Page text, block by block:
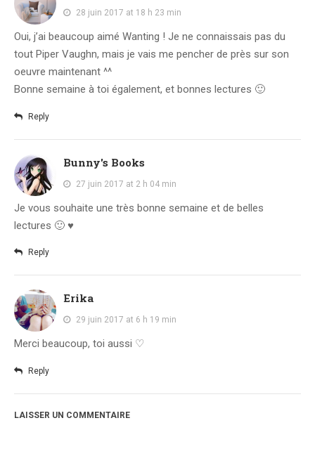
28 juin 2017 at 18 h 23 min
Oui, j’ai beaucoup aimé Wanting ! Je ne connaissais pas du
tout Piper Vaughn, mais je vais me pencher de près sur son
oeuvre maintenant ^^
Bonne semaine à toi également, et bonnes lectures 🙂
Reply
Bunny's Books
27 juin 2017 at 2 h 04 min
Je vous souhaite une très bonne semaine et de belles
lectures 🙂 ♥
Reply
Erika
29 juin 2017 at 6 h 19 min
Merci beaucoup, toi aussi ♡
Reply
LAISSER UN COMMENTAIRE